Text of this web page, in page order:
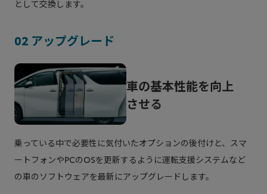
でした。
ビスを提供するのか」
「オンライン販売でサービスを提供するなんて無
理ではないか」
サービス開始から約５年を迎える2026年、お客
として交換します。
02 アップグレード
車の基本性能を向上
させる
乗っている中で必要性に気付いたオプションの後付けと、スマ
ートフォンやPCのOSを更新するように運転支援システムなど
の車のソフトウェアを最新にアップグレードします。